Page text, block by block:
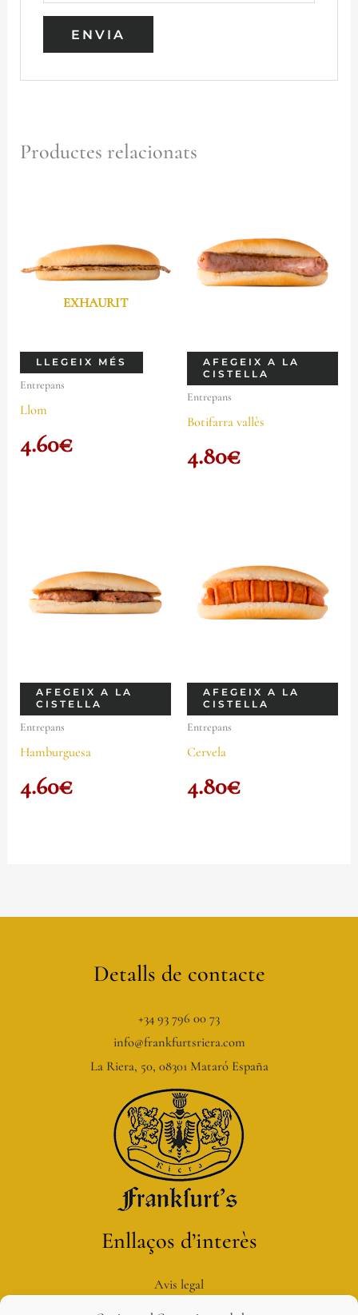
Productes relacionats
EXHAURIT
LLEGEIX MÉS
Entrepans
Llom
4.60€
AFEGEIX A LA
CISTELLA
Entrepans
Botifarra vallès
4.80€
AFEGEIX A LA
CISTELLA
Entrepans
Hamburguesa
4.60€
AFEGEIX A LA
CISTELLA
Entrepans
Cervela
4.80€
Detalls de contacte
+34 93 796 00 73
info@frankfurtsriera.com
La Riera, 50, 08301 Mataró España
Enllaços d’interès
Avis legal
Política de privacitat